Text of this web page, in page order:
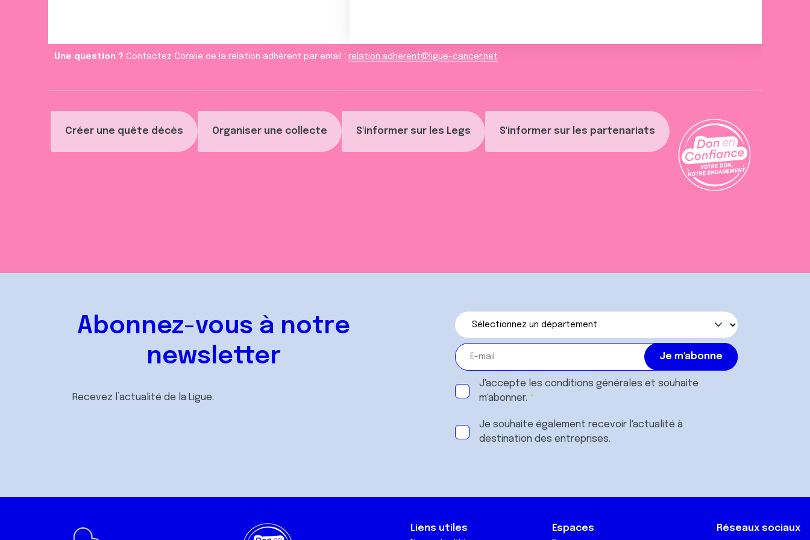
Créer une quête décès Organiser une collecte S'informer sur les Legs S'informer sur les partenariats
Une question ? Contactez Coralie de la relation adhèrent par email : relation.adherent@ligue-cancer.net
Abonnez-vous à notre
newsletter
Recevez l’actualité de la Ligue.
J'accepte les conditions générales et souhaite
m'abonner.
Je souhaite également recevoir l'actualité à
destination des entreprises.
Liens utiles Espaces Réseaux sociaux